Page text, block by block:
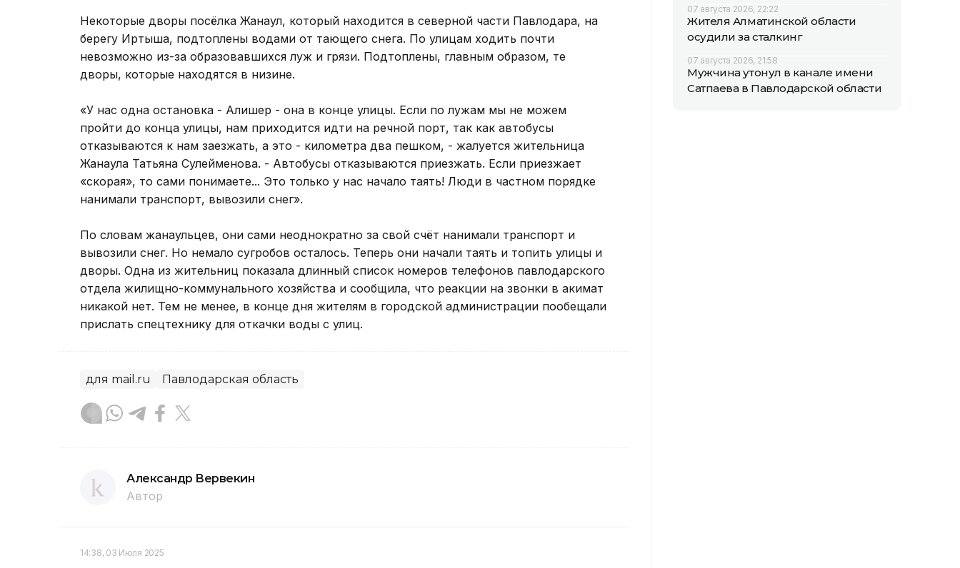
Некоторые дворы посёлка Жанаул, который находится в северной части Павлодара, на
берегу Иртыша, подтоплены водами от тающего снега. По улицам ходить почти
невозможно из-за образовавшихся луж и грязи. Подтоплены, главным образом, те
дворы, которые находятся в низине.
«У нас одна остановка - Алишер - она в конце улицы. Если по лужам мы не можем
пройти до конца улицы, нам приходится идти на речной порт, так как автобусы
отказываются к нам заезжать, а это - километра два пешком, - жалуется жительница
Жанаула Татьяна Сулейменова. - Автобусы отказываются приезжать. Если приезжает
«скорая», то сами понимаете... Это только у нас начало таять! Люди в частном порядке
нанимали транспорт, вывозили снег».
По словам жанаульцев, они сами неоднократно за свой счёт нанимали транспорт и
вывозили снег. Но немало сугробов осталось. Теперь они начали таять и топить улицы и
дворы. Одна из жительниц показала длинный список номеров телефонов павлодарского
отдела жилищно-коммунального хозяйства и сообщила, что реакции на звонки в акимат
никакой нет. Тем не менее, в конце дня жителям в городской администрации пообещали
прислать спецтехнику для откачки воды с улиц.
для mail.ru Павлодарская область
Александр Вервекин
Автор
14:38, 03 Июля 2025
07 августа 2026, 22:22
Жителя Алматинской области
осудили за сталкинг
07 августа 2026, 21:58
Мужчина утонул в канале имени
Сатпаева в Павлодарской области